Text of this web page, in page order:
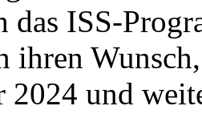
das ISS-
ihren
2024 und